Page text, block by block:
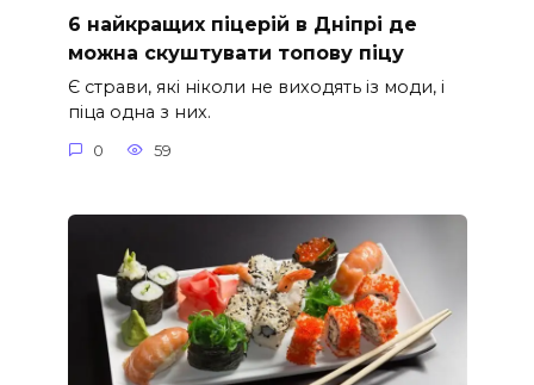
6 найкращих піцерій в Дніпрі де
можна скуштувати топову піцу
Є страви, які ніколи не виходять із моди, і
піца одна з них.
0 59